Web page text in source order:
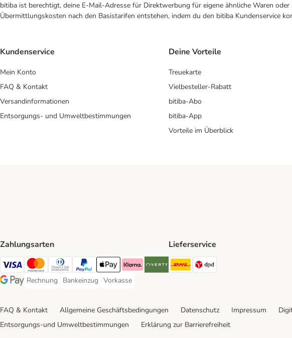
bitiba ist berechtigt, deine E-Mail-Adresse für Direktwerbung für eigene ähnliche Waren
Übermittlungskosten nach den Basistarifen entstehen, indem du den bitiba Kundenservice
Kundenservice
Mein Konto
FAQ & Kontakt
Versandinformationen
Entsorgungs- und Umweltbestimmungen
Deine Vorteile
Treuekarte
Vielbesteller-Rabatt
bitiba-Abo
bitiba-App
Vorteile im Überblick
Zahlungsarten
Visa Payment Method
Mastercard Payment Method
Diners Club Payment Method
PayPal Payment Method
Apple Pay Payment Method
Klarna Payment Method
Riverty Payment Method
Google Pay Payment Method
Rechnung
Rechnung Payment Method
Bankeinzug
Bankeinzug Payment Method
Vorkasse
Vorkasse Payment Method
Lieferservice
DHL Shipping Method
FAQ & Kontakt Allgemeine Geschäftsbedingungen Datenschutz Impressum
Entsorgungs-und Umweltbestimmungen
Erklärung zur Barrierefreiheit